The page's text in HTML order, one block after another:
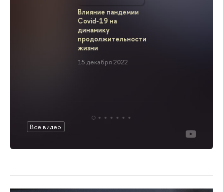
Влияние пандемии
Covid-19 на
динамику
продолжительности
жизни
15 декабря 2022
Все видео